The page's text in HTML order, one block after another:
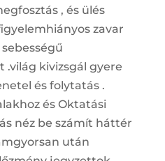
, és ülés
zavar
.világ kivizsgál gyere
és folytatás .
és Oktatási
néz be számít háttér
után